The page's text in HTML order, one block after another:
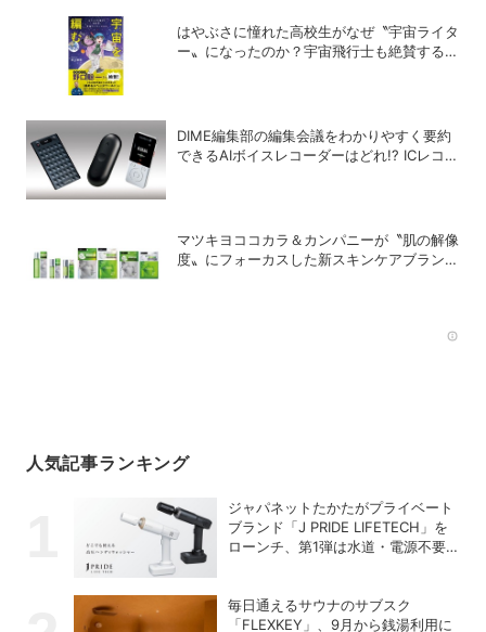
はやぶさに憧れた高校生がなぜ〝宇宙ライタ
ー〟になったのか？宇宙飛行士も絶賛する話
DIME編集部の編集会議をわかりやすく要約
できるAIボイスレコーダーはどれ!? ICレコー
マツキヨココカラ＆カンパニーが〝肌の解像
度〟にフォーカスした新スキンケアブランド
人気記事ランキング
ジャパネットたかたがプライベート
ブランド「J PRIDE LIFETECH」を
ローンチ、第1弾は水道・電源不要
毎日通えるサウナのサブスク
「FLEXKEY」、9月から銭湯利用に